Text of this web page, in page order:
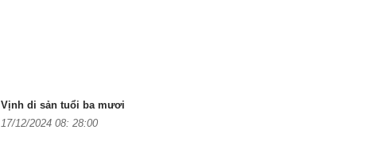
Vịnh di sản tuổi ba mươi
17/12/2024 08: 28:00